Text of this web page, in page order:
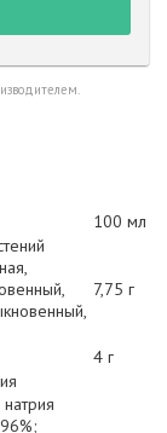
100 мл
7,75 г
4 г